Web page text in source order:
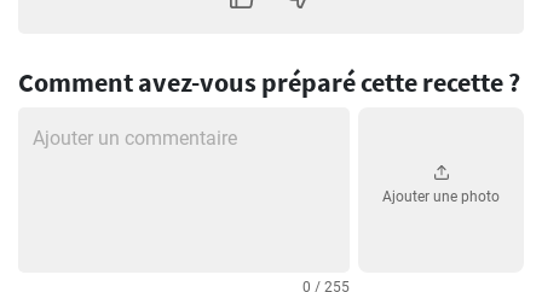
Comment avez-vous préparé cette recette ?
0 / 255
Ajouter une photo